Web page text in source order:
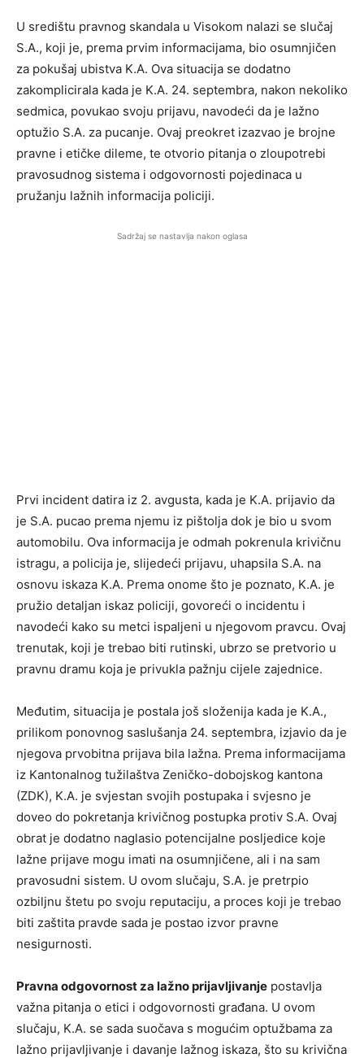
U središtu pravnog skandala u Visokom nalazi se slučaj
S.A., koji je, prema prvim informacijama, bio osumnjičen
za pokušaj ubistva K.A. Ova situacija se dodatno
zakomplicirala kada je K.A. 24. septembra, nakon nekoliko
sedmica, povukao svoju prijavu, navodeći da je lažno
optužio S.A. za pucanje. Ovaj preokret izazvao je brojne
pravne i etičke dileme, te otvorio pitanja o zloupotrebi
pravosudnog sistema i odgovornosti pojedinaca u
pružanju lažnih informacija policiji.
Sadržaj se nastavlja nakon oglasa
Prvi incident datira iz 2. avgusta, kada je K.A. prijavio da
je S.A. pucao prema njemu iz pištolja dok je bio u svom
automobilu. Ova informacija je odmah pokrenula krivičnu
istragu, a policija je, slijedeći prijavu, uhapsila S.A. na
osnovu iskaza K.A. Prema onome što je poznato, K.A. je
pružio detaljan iskaz policiji, govoreći o incidentu i
navodeći kako su metci ispaljeni u njegovom pravcu. Ovaj
trenutak, koji je trebao biti rutinski, ubrzo se pretvorio u
pravnu dramu koja je privukla pažnju cijele zajednice.
Međutim, situacija je postala još složenija kada je K.A.,
prilikom ponovnog saslušanja 24. septembra, izjavio da je
njegova prvobitna prijava bila lažna. Prema informacijama
iz Kantonalnog tužilaštva Zeničko-dobojskog kantona
(ZDK), K.A. je svjestan svojih postupaka i svjesno je
doveo do pokretanja krivičnog postupka protiv S.A. Ovaj
obrat je dodatno naglasio potencijalne posljedice koje
lažne prijave mogu imati na osumnjičene, ali i na sam
pravosudni sistem. U ovom slučaju, S.A. je pretrpio
ozbiljnu štetu po svoju reputaciju, a proces koji je trebao
biti zaštita pravde sada je postao izvor pravne
nesigurnosti.
Pravna odgovornost za lažno prijavljivanje postavlja
važna pitanja o etici i odgovornosti građana. U ovom
slučaju, K.A. se sada suočava s mogućim optužbama za
lažno prijavljivanje i davanje lažnog iskaza, što su krivična